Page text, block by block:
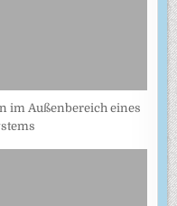
im Außenbereich eines